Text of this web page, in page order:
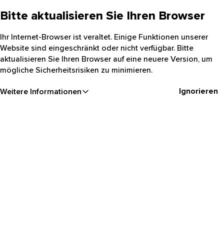
Bitte aktualisieren Sie Ihren Browser
Ihr Internet-Browser ist veraltet. Einige Funktionen unserer
Website sind eingeschränkt oder nicht verfügbar. Bitte
aktualisieren Sie Ihren Browser auf eine neuere Version, um
mögliche Sicherheitsrisiken zu minimieren.
Weitere Informationen Ignorieren